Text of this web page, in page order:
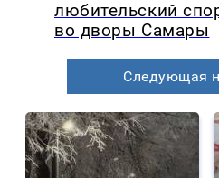
любительский
во дворы Самары
Следующая